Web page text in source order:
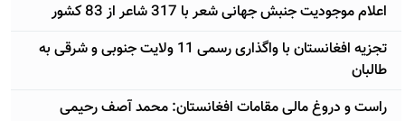
اعلام موجودیت جنبش جهانی شعر با 317 شاعر از 83 کشور
تجزیه افغانستان با واگذاری رسمی 11 ولایت جنوبی و شرقی به
طالبان
راست و دروغ مالی مقامات افغانستان: محمد آصف رحیمی